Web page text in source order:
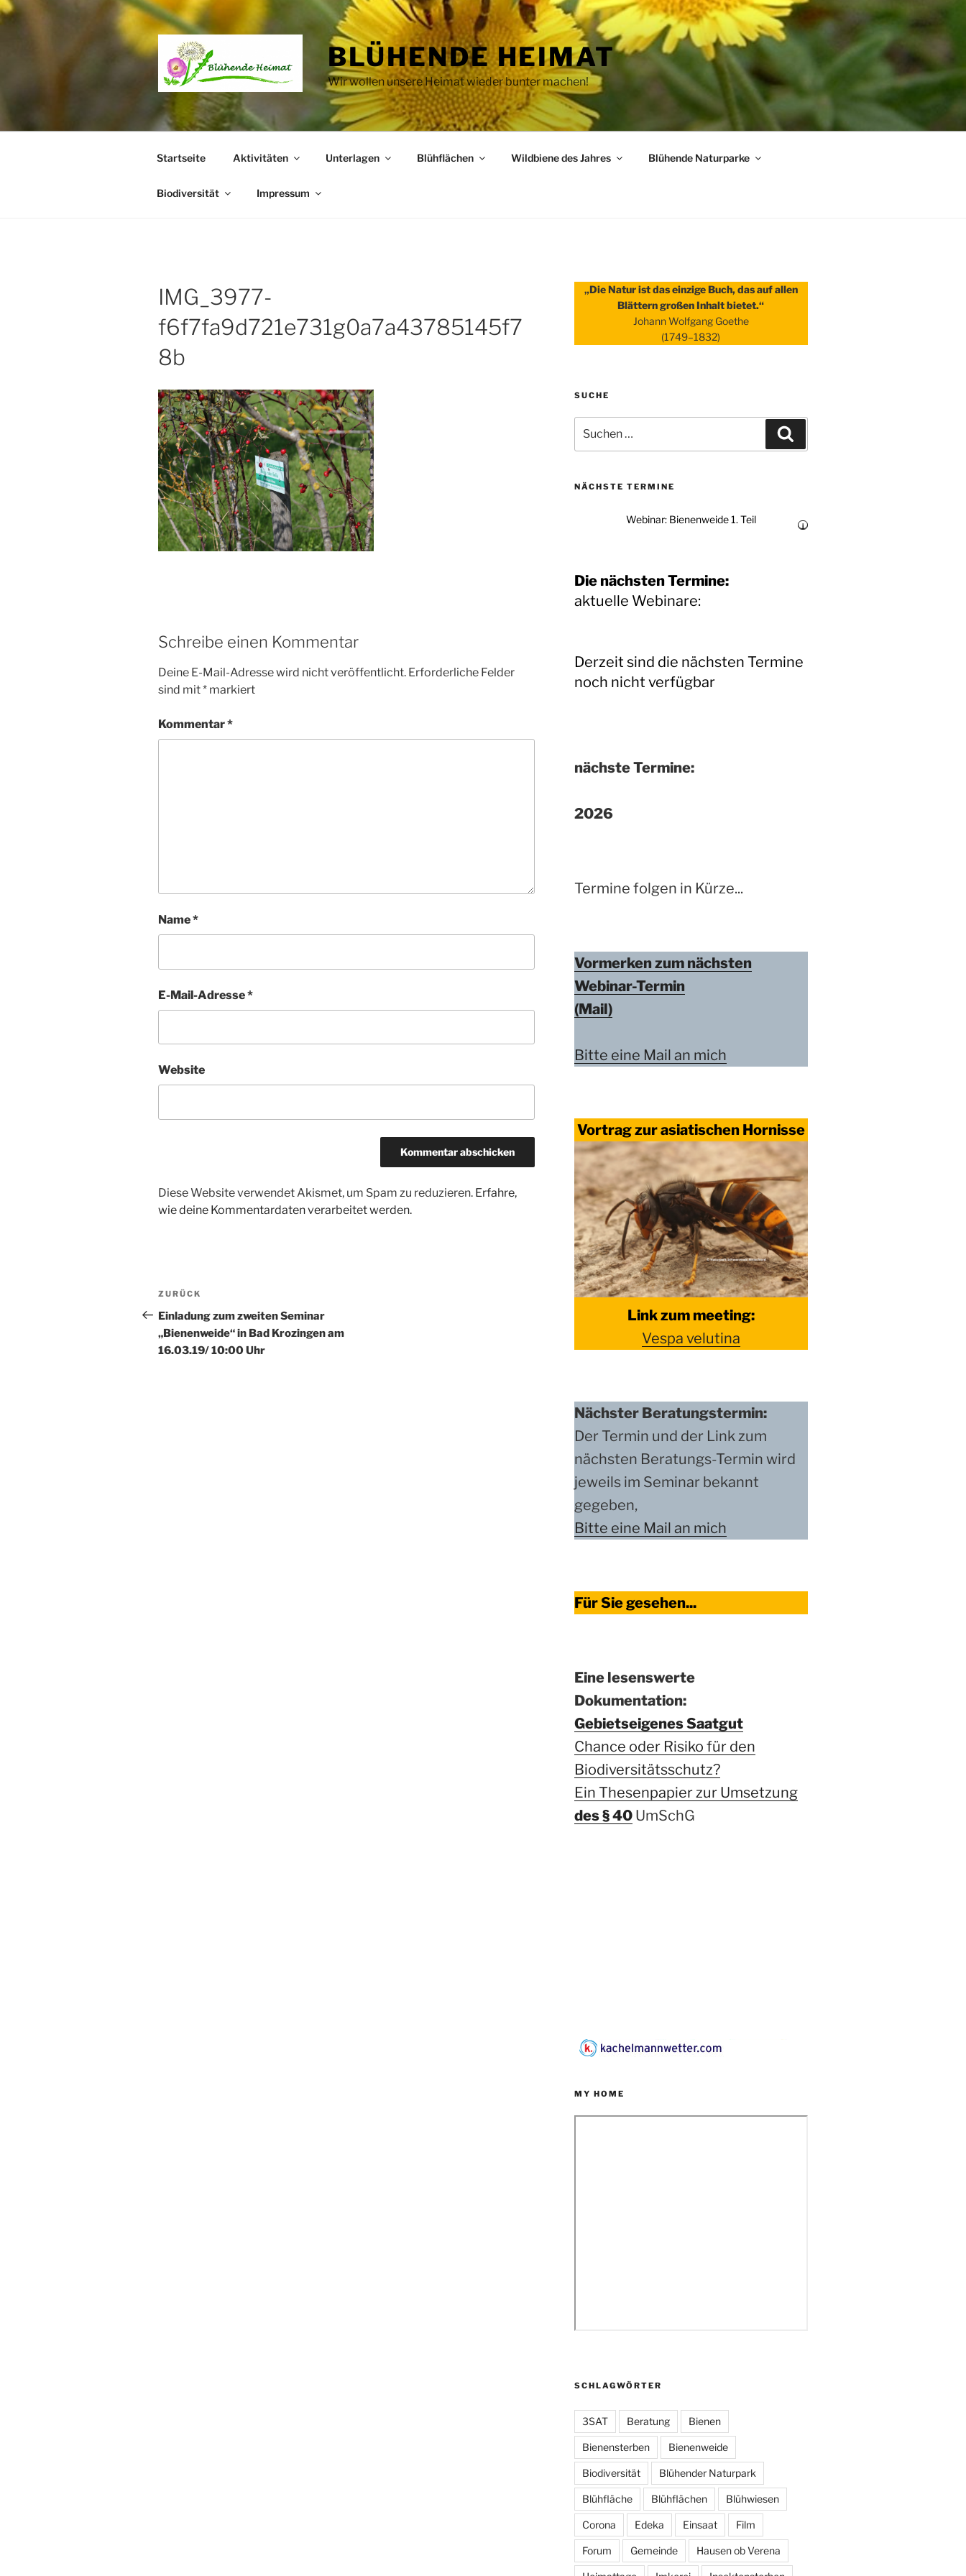
Zum
Inhalt
BLÜHENDE HEIMAT
Wir wollen unsere Heimat wieder bunter machen!
Startseite Aktivitäten Unterlagen Blühflächen Wildbiene des Jahres Blühende Naturparke
Biodiversität Impressum
IMG_3977-
f6f7fa9d721e731g0a7a43785145f7
8b
Schreibe einen Kommentar
Deine E-Mail-Adresse wird nicht veröffentlicht. Erforderliche Felder
sind mit* markiert
Kommentar*
Name*
E-Mail-Adresse*
Website
Diese Website verwendet Akismet, um Spam zu reduzieren. Erfahre,
wie deine Kommentardaten verarbeitet werden.
Beitragsnavigation
Vorheriger
Beitrag
ZURÜCK
Einladung zum zweiten Seminar
„Bienenweide“ in Bad Krozingen am
16.03.19/ 10:00 Uhr
„Die Natur ist das einzige Buch, das auf allen
Blättern großen Inhalt bietet.“
Johann Wolfgang Goethe
(1749–1832)
SUCHE
nach:
NÄCHSTE TERMINE
Webinar: Bienenweide 1. Teil
i
Die nächsten Termine:
aktuelle Webinare:
Derzeit sind die nächsten Termine
noch nicht verfügbar
nächste Termine:
2026
Termine folgen in Kürze...
Vormerken zum nächsten
Webinar-Termin
(Mail)
Bitte eine Mail an mich
Vortrag zur asiatischen Hornisse
Link zum meeting:
Vespa velutina
Nächster Beratungstermin:
Der Termin und der Link zum
nächsten Beratungs-Termin wird
jeweils im Seminar bekannt
gegeben,
Bitte eine Mail an mich
Für Sie gesehen...
Eine lesenswerte
Dokumentation:
Gebietseigenes Saatgut
Chance oder Risiko für den
Biodiversitätsschutz?
Ein Thesenpapier zur Umsetzung
des § 40UmSchG
MY HOME
SCHLAGWÖRTER
3SAT Beratung Bienen
Bienensterben Bienenweide
Biodiversität Blühender Naturpark
Blühfläche Blühflächen Blühwiesen
Corona Edeka Einsaat Film
Forum Gemeinde Hausen ob Verena